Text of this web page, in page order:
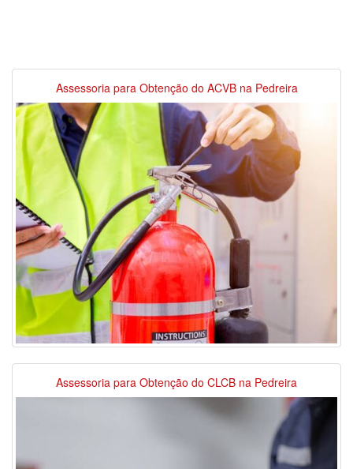
Assessoria para Obtenção do ACVB na Pedreira
Assessoria para Obtenção do CLCB na Pedreira